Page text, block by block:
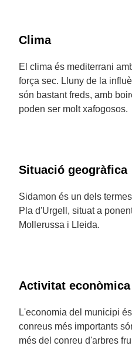
Clima
El clima és mediterrani
força sec. Lluny de la
són bastant freds, amb
poden ser molt xafogosos.
Situació geogràfica
Sidamon és un dels
Pla d'Urgell, situat a
Mollerussa i Lleida.
Activitat econòmica
L'economia del municipi
conreus més importants
més del conreu d'arbres